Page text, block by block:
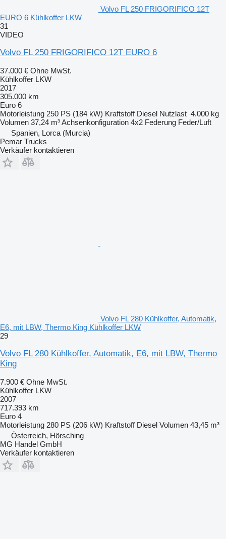
Volvo FL 250 FRIGORIFICO 12T
EURO 6 Kühlkoffer LKW
31
VIDEO
Volvo FL 250 FRIGORIFICO 12T EURO 6
37.000 € Ohne MwSt.
Kühlkoffer LKW
2017
305.000 km
Euro 6
Motorleistung 250 PS (184 kW) Kraftstoff Diesel Nutzlast 4.000 kg
Volumen 37,24 m³Achsenkonfiguration 4x2 Federung Feder/Luft
Spanien, Lorca (Murcia)
Pemar Trucks
Verkäufer kontaktieren
Volvo FL 280 Kühlkoffer, Automatik,
E6, mit LBW, Thermo King Kühlkoffer LKW
29
Volvo FL 280 Kühlkoffer, Automatik, E6, mit LBW, Thermo
King
7.900 € Ohne MwSt.
Kühlkoffer LKW
2007
717.393 km
Euro 4
Motorleistung 280 PS (206 kW) Kraftstoff Diesel Volumen 43,45 m³
Österreich, Hörsching
MG Handel GmbH
Verkäufer kontaktieren